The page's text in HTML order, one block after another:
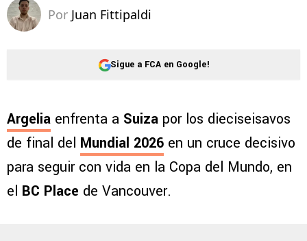
Por Juan Fittipaldi
Sigue a FCA en Google!
Argelia enfrenta a Suiza por los dieciseisavos
de final del Mundial 2026 en un cruce decisivo
para seguir con vida en la Copa del Mundo, en
el BC Place de Vancouver.